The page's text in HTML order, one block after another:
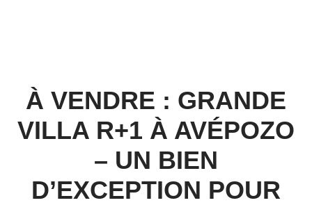
À VENDRE : GRANDE
VILLA R+1 À AVÉPOZO
– UN BIEN
D’EXCEPTION POUR